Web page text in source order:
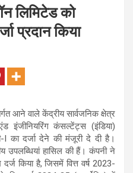
लिमिटेड को
प्रदान किया
आने वाले केंद्रीय सार्वजनिक क्षेत्र
इंजीनियरिंग कंसल्टेंट्स (इंडिया)
I का दर्जा देने की मंजूरी दे दी है।
उपलब्धियां हासिल की हैं। कंपनी ने
दर्ज किया है, जिसमें वित्त वर्ष 2023-